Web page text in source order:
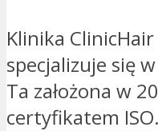
Klinika
specjalizuje się
Ta założona w
certyfikatem